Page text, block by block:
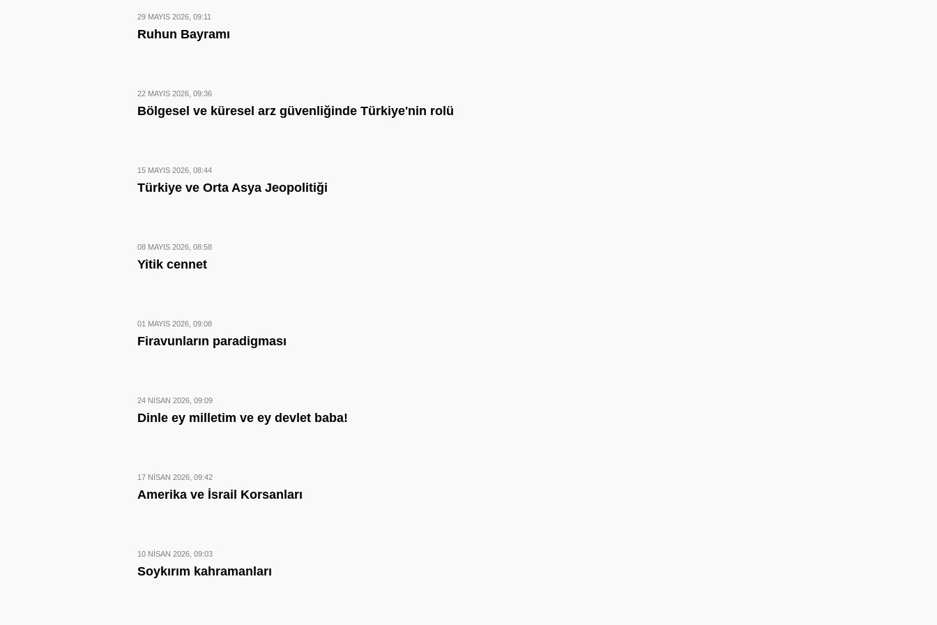
29 MAYIS 2026, 09:11
Ruhun Bayramı
22 MAYIS 2026, 09:36
Bölgesel ve küresel arz güvenliğinde Türkiye'nin rolü
15 MAYIS 2026, 08:44
Türkiye ve Orta Asya Jeopolitiği
08 MAYIS 2026, 08:58
Yitik cennet
01 MAYIS 2026, 09:08
Firavunların paradigması
24 NISAN 2026, 09:09
Dinle ey milletim ve ey devlet baba!
17 NISAN 2026, 09:42
Amerika ve İsrail Korsanları
10 NISAN 2026, 09:03
Soykırım kahramanları